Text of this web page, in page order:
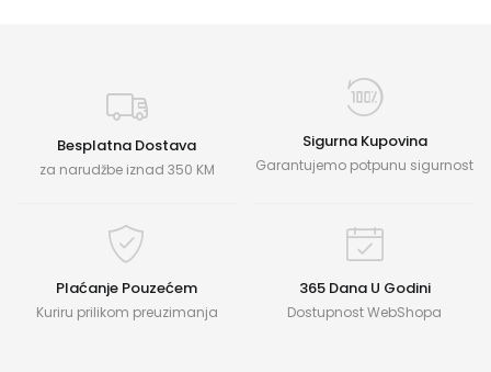
Besplatna Dostava
za narudžbe iznad 350 KM
Sigurna Kupovina
Garantujemo potpunu sigurnost
Plaćanje Pouzećem
Kuriru prilikom preuzimanja
365 Dana U Godini
Dostupnost WebShopa